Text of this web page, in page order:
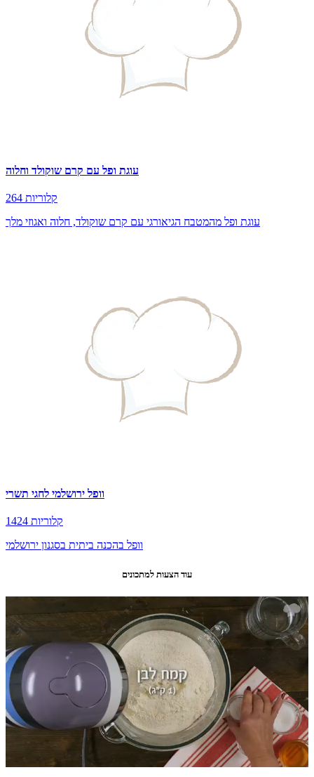
עוגת ופל עם קרם שוקולד וחלוה
264 קלוריות
עוגת ופל מהמטבח הגיאורגי עם קרם שוקולד, חלוה ואגוזי מלך
וופל ירושלמי לחגי תשרי
1424 קלוריות
וופל בהכנה ביתית בסגנון ירושלמי
עוד הצעות למתכונים